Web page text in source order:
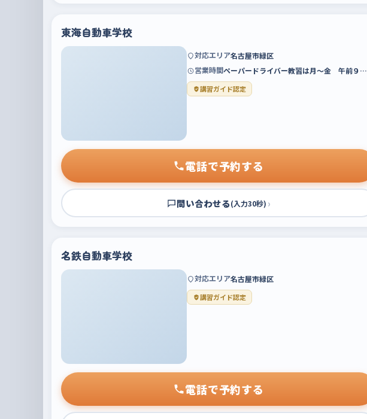
東海自動車学校
対応エリア名古屋市緑区
営業時間ペーパードライバー教習は月～金 午前９…
講習ガイド認定
電話で予約する
問い合わせる(入力30秒) ›
名鉄自動車学校
対応エリア名古屋市緑区
講習ガイド認定
電話で予約する